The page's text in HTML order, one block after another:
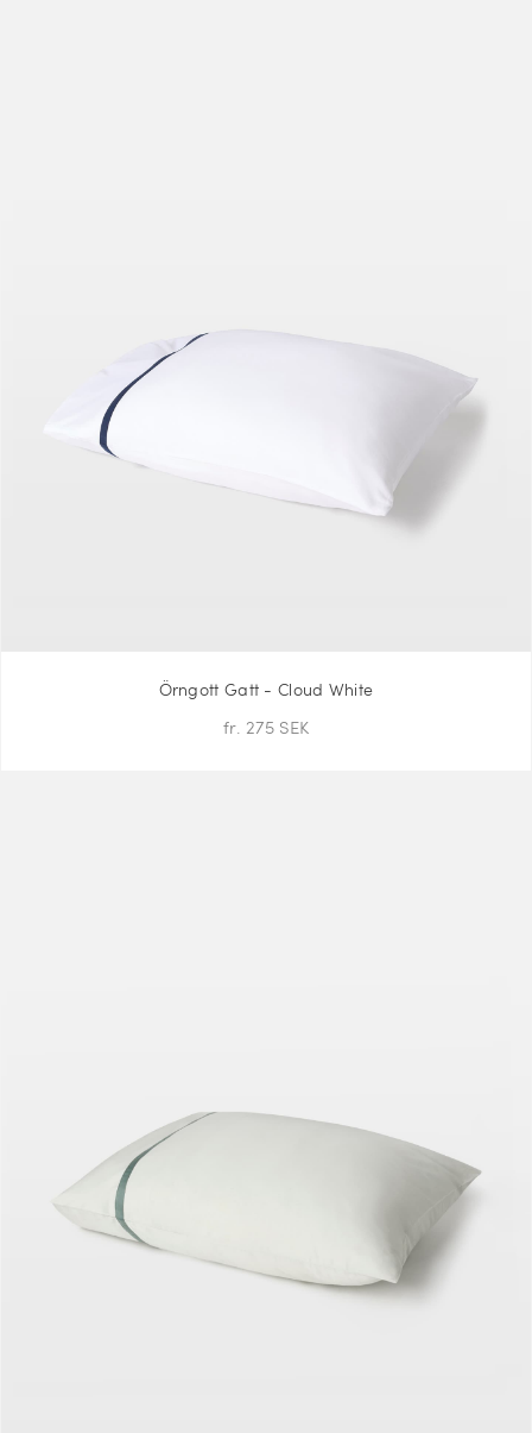
Örngott Gatt - Cloud White
fr. 275 SEK